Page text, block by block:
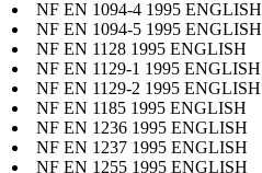
NF EN 1094-4 1995 ENGLISH
NF EN 1094-5 1995 ENGLISH
NF EN 1128 1995 ENGLISH
NF EN 1129-1 1995 ENGLISH
NF EN 1129-2 1995 ENGLISH
NF EN 1185 1995 ENGLISH
NF EN 1236 1995 ENGLISH
NF EN 1237 1995 ENGLISH
NF EN 1255 1995 ENGLISH